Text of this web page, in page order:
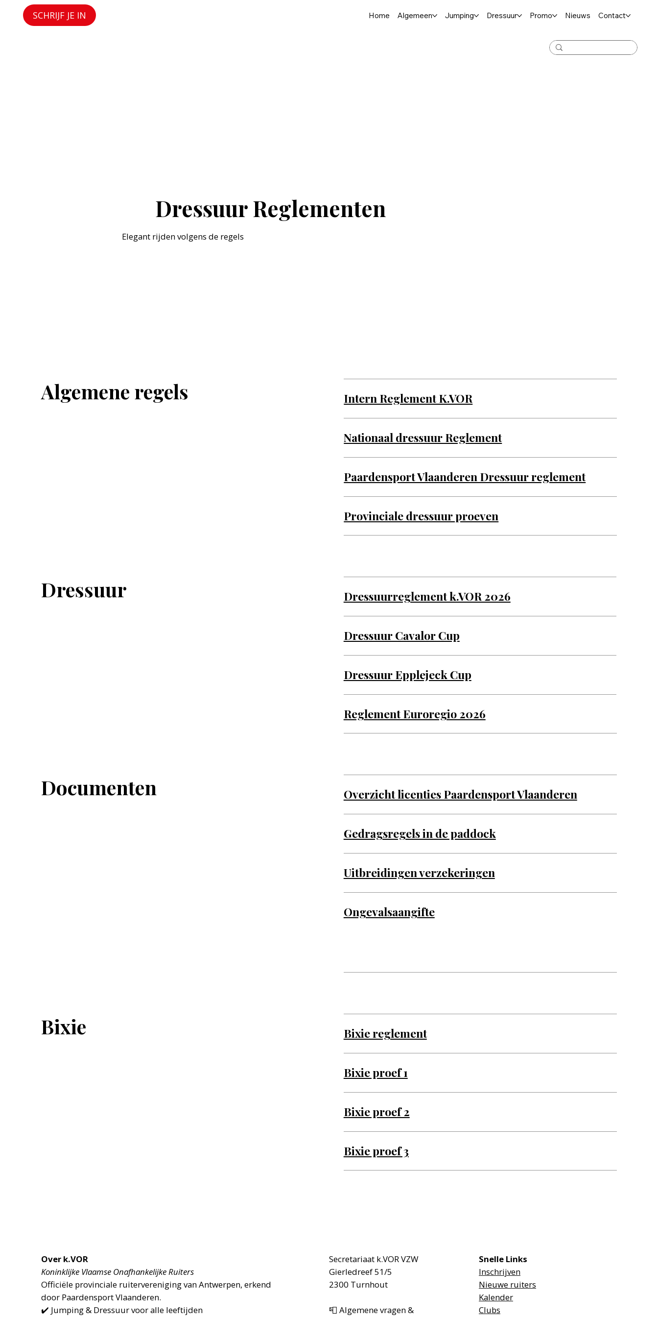
SCHRIJF JE IN Home Algemeen Jumping Dressuur Promo Nieuws Contact
Dressuur Reglementen
Elegant rijden volgens de regels
Algemene regels Intern Reglement K.VOR
Nationaal dressuur Reglement
Paardensport Vlaanderen Dressuur reglement
Provinciale dressuur proeven
Dressuur Dressuurreglement k.VOR 2026
Dressuur Cavalor Cup
Dressuur Epplejeck Cup
Reglement Euroregio 2026
Documenten Overzicht licenties Paardensport Vlaanderen
Gedragsregels in de paddock
Uitbreidingen verzekeringen
Ongevalsaangifte
Bixie Bixie reglement
Bixie proef 1
Bixie proef 2
Bixie proef 3
Over k.VOR
Koninklijke Vlaamse Onafhankelijke Ruiters
Officiële provinciale ruitervereniging van Antwerpen, erkend
door Paardensport Vlaanderen.
✔️ Jumping & Dressuur voor alle leeftijden
Secretariaat k.VOR VZW
Gierledreef 51/5
2300 Turnhout
📮 Algemene vragen &
Snelle Links
Inschrijven
Nieuwe ruiters
Kalender
Clubs